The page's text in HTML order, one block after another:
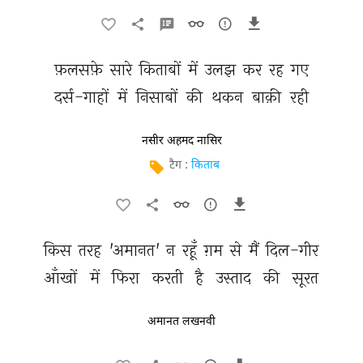
फ़लसफ़े सारे किताबों में उलझ कर रह गए
दर्स-गाहों में निसाबों की थकन बाक़ी रही
नसीर अहमद नासिर
टैग : किताब
किस तरह 'अमानत' न रहूँ ग़म से मैं दिल-गीर
आँखों में फिरा करती है उस्ताद की सूरत
अमानत लखनवी